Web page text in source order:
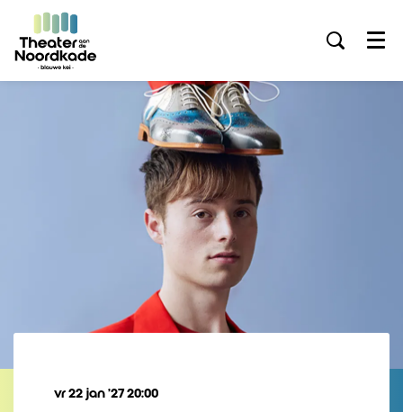
Menu
vr 22 jan ’2720:00